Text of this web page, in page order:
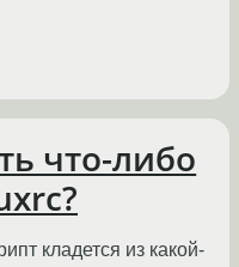
что-либо
кладется из какой-